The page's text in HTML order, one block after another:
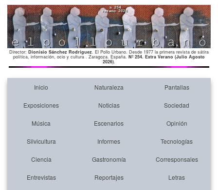
Director: Dionisio Sánchez Rodríguez. El Pollo Urbano. Desde 1977 la primera revista de sátira
política, información, ocio y cultura . Zaragoza. España. Nº 254. Extra Verano (Julio Agosto
2026).
Inicio Naturaleza Pantallas
Exposiciones Noticias Sociedad
Música Escenarios Opinión
Silvicultura Informes Tecnologías
Ciencia Gastronomía Corresponsales
Entrevistas Reportajes Letras